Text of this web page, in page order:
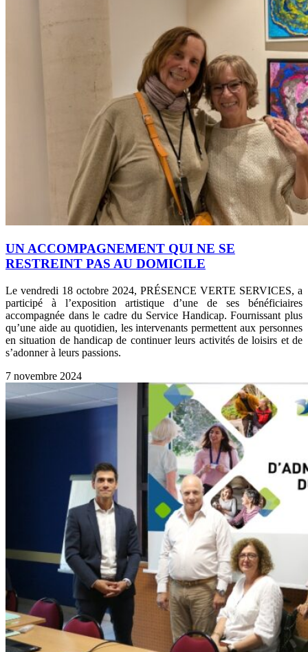
UN ACCOMPAGNEMENT QUI NE SE
RESTREINT PAS AU DOMICILE
Le vendredi 18 octobre 2024, PRÉSENCE VERTE SERVICES, a
participé à l’exposition artistique d’une de ses bénéficiaires
accompagnée dans le cadre du Service Handicap. Fournissant plus
qu’une aide au quotidien, les intervenants permettent aux personnes
en situation de handicap de continuer leurs activités de loisirs et de
s’adonner à leurs passions.
7 novembre 2024